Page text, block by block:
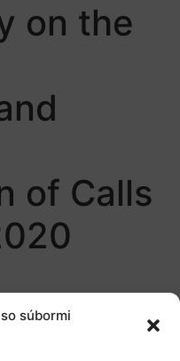
súbormi
on the
of Calls